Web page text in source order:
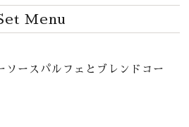
Menu
ソースパルフェとブレンドコー